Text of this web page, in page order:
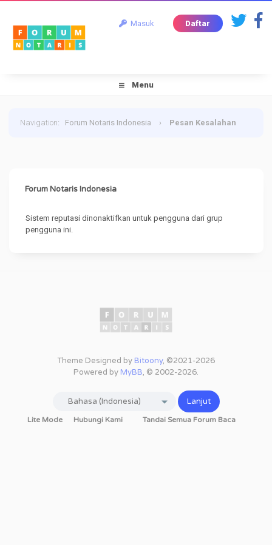
Masuk Daftar
Menu
Navigation: Forum Notaris Indonesia › Pesan Kesalahan
Forum Notaris Indonesia
Sistem reputasi dinonaktifkan untuk pengguna dari grup
pengguna ini.
Theme Designed by Bitoony, ©2021-2026
Powered by MyBB, © 2002-2026.
Lite Mode Hubungi Kami Tandai Semua Forum Baca